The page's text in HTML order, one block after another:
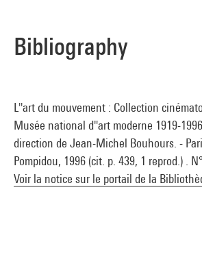
Bibliography
L''art du mouvement : Collection
Musée national d''art moderne 1919-
direction de Jean-Michel Bouhours. -
Pompidou, 1996 (cit. p. 439, 1 reprod.) .
Voir la notice sur le portail de la